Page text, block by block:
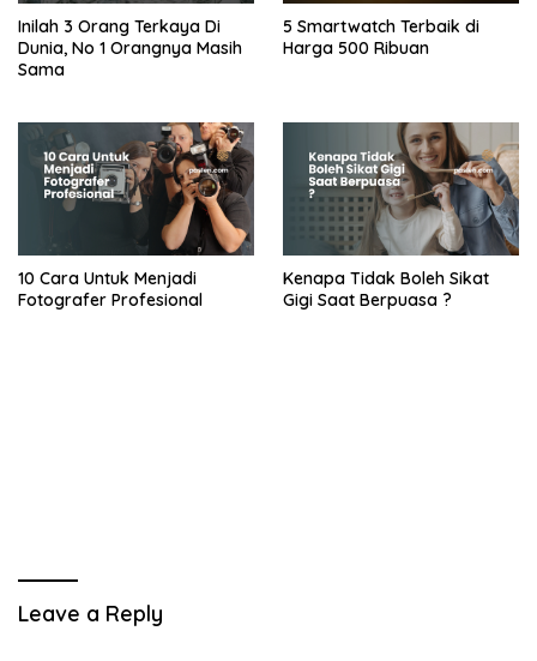
Inilah 3 Orang Terkaya Di
Dunia, No 1 Orangnya Masih
Sama
5 Smartwatch Terbaik di
Harga 500 Ribuan
10 Cara Untuk Menjadi
Fotografer Profesional
Kenapa Tidak Boleh Sikat
Gigi Saat Berpuasa ?
Leave a Reply